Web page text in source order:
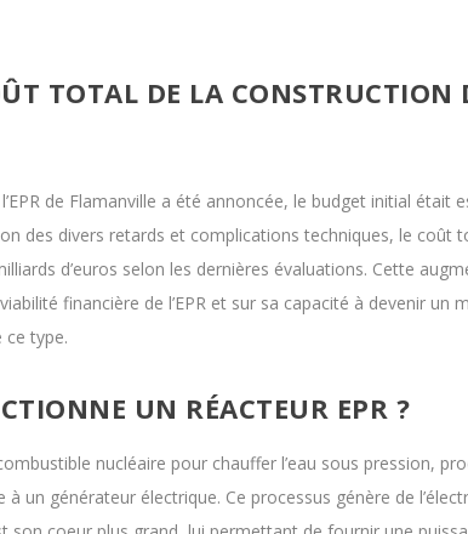
TOTAL DE LA CONSTRUCTION
de Flamanville a été annoncée, le budget initial était
des divers retards et complications techniques, le coût
d’euros selon les dernières évaluations. Cette
financière de l’EPR et sur sa capacité à devenir un
type.
UN RÉACTEUR EPR ?
nucléaire pour chauffer l’eau sous pression,
un générateur électrique. Ce processus génère de